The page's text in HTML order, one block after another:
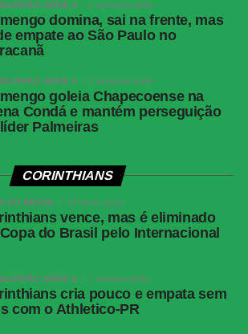
preparação para jogo de volta
Gómez treina no gramado e
pressão ofensiva e por pouco não
Muriel e Castrillón protagonizaram as
com Castrillón acertando a trave
42 minutos. Nada que estragasse a
Parque.
SÉRIE A 2 semanas atrás
domina, sai na frente, mas
empate ao São Paulo no
SÉRIE A 2 semanas atrás
goleia Chapecoense na
Condá e mantém perseguição
Palmeiras
CORINTHIANS
DO BRASIL 14 horas atrás
vence, mas é eliminado
do Brasil pelo Internacional
SÉRIE A 1 semana atrás
cria pouco e empata sem
com o Athletico-PR